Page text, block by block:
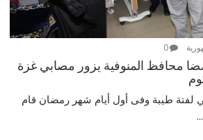
0
محافظ المنوفية يزور مصابي غزة
لفتة طيبة وفى أول أيام شهر رمضان قام